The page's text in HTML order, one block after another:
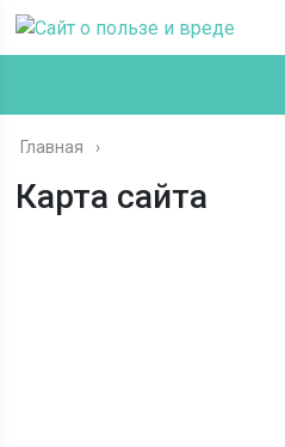
Главная
Карта сайта